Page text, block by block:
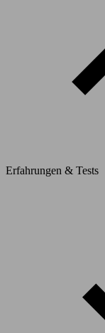
Erfahrungen & Tests